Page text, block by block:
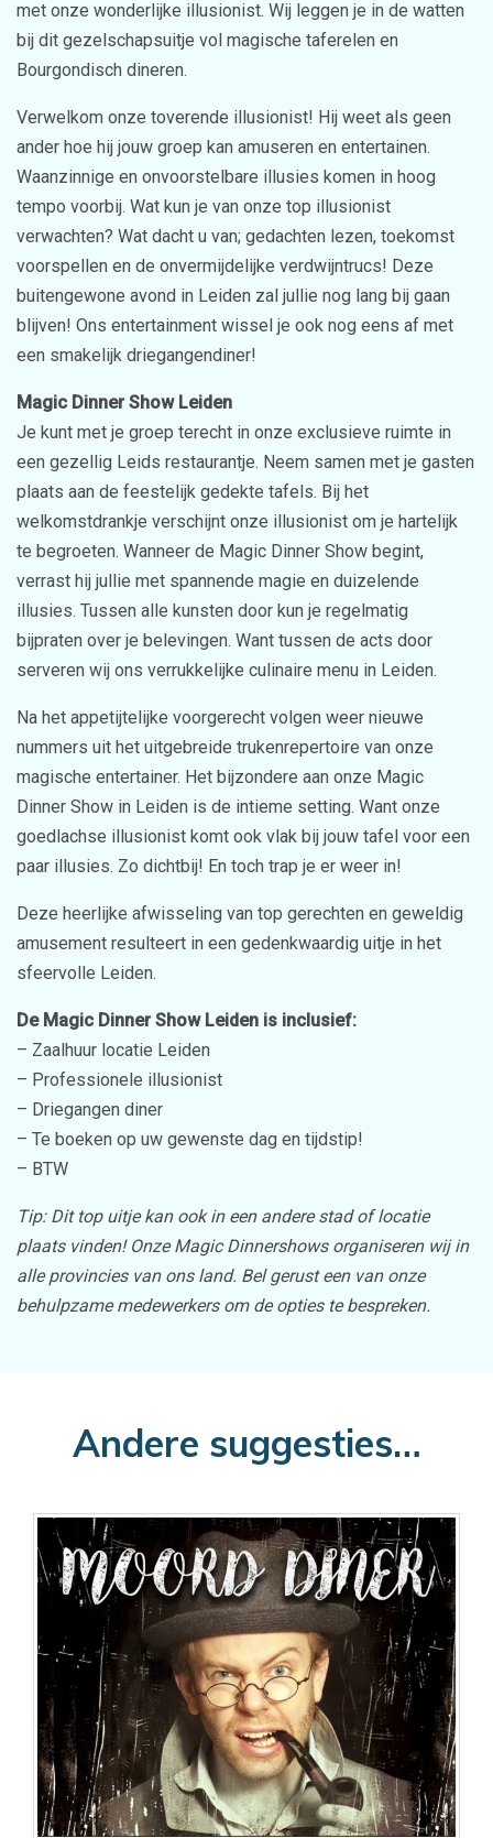
met onze wonderlijke illusionist. Wij leggen je in de watten
bij dit gezelschapsuitje vol magische taferelen en
Bourgondisch dineren.
Verwelkom onze toverende illusionist! Hij weet als geen
ander hoe hij jouw groep kan amuseren en entertainen.
Waanzinnige en onvoorstelbare illusies komen in hoog
tempo voorbij. Wat kun je van onze top illusionist
verwachten? Wat dacht u van; gedachten lezen, toekomst
voorspellen en de onvermijdelijke verdwijntrucs! Deze
buitengewone avond in Leiden zal jullie nog lang bij gaan
blijven! Ons entertainment wissel je ook nog eens af met
een smakelijk driegangendiner!
Magic Dinner Show Leiden
Je kunt met je groep terecht in onze exclusieve ruimte in
een gezellig Leids restaurantje. Neem samen met je gasten
plaats aan de feestelijk gedekte tafels. Bij het
welkomstdrankje verschijnt onze illusionist om je hartelijk
te begroeten. Wanneer de Magic Dinner Show begint,
verrast hij jullie met spannende magie en duizelende
illusies. Tussen alle kunsten door kun je regelmatig
bijpraten over je belevingen. Want tussen de acts door
serveren wij ons verrukkelijke culinaire menu in Leiden.
Na het appetijtelijke voorgerecht volgen weer nieuwe
nummers uit het uitgebreide trukenrepertoire van onze
magische entertainer. Het bijzondere aan onze Magic
Dinner Show in Leiden is de intieme setting. Want onze
goedlachse illusionist komt ook vlak bij jouw tafel voor een
paar illusies. Zo dichtbij! En toch trap je er weer in!
Deze heerlijke afwisseling van top gerechten en geweldig
amusement resulteert in een gedenkwaardig uitje in het
sfeervolle Leiden.
De Magic Dinner Show Leiden is inclusief:
– Zaalhuur locatie Leiden
– Professionele illusionist
– Driegangen diner
– Te boeken op uw gewenste dag en tijdstip!
– BTW
Tip: Dit top uitje kan ook in een andere stad of locatie
plaats vinden! Onze Magic Dinnershows organiseren wij in
alle provincies van ons land. Bel gerust een van onze
behulpzame medewerkers om de opties te bespreken.
Andere suggesties…